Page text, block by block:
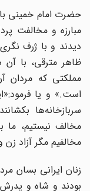
حضرت امام خمینى
مبارزه و مخالفت
دیدند و با ژرف
ظاهر مترقى، با آن
مملکتى که مردان
است.» و یا
سربازخانه‌ها
مخالف نیستیم، ما
مخالفیم مگر آزاد زن
زنان ایرانى بسان
بودند و شاه و پدرش